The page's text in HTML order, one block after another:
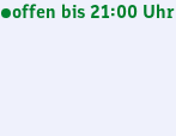
offen bis 21:00 Uhr